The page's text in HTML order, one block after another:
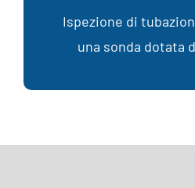
Ispezione di
una sonda dotata